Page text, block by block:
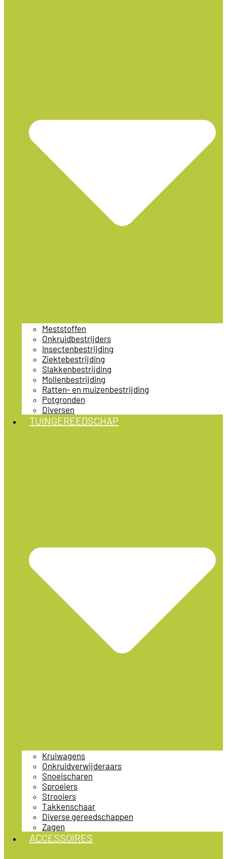
Meststoffen
Onkruidbestrijders
Insectenbestrijding
Ziektebestrijding
Slakkenbestrijding
Mollenbestrijding
Ratten- en muizenbestrijding
Potgronden
Diversen
TUINGEREEDSCHAP
Kruiwagens
Onkruidverwijderaars
Snoeischaren
Sproeiers
Strooiers
Takkenschaar
Diverse gereedschappen
Zagen
ACCESSOIRES